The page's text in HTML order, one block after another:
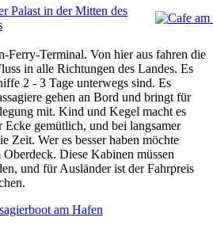
Ferry-Terminal. Von hier aus fahren die
in alle Richtungen des Landes. Es
2 - 3 Tage unterwegs sind. Es
gehen an Bord und bringt für
mit. Kind und Kegel macht es
gemütlich, und bei langsamer
Zeit. Wer es besser haben möchte
Diese Kabinen müssen
und für Ausländer ist der Fahrpreis